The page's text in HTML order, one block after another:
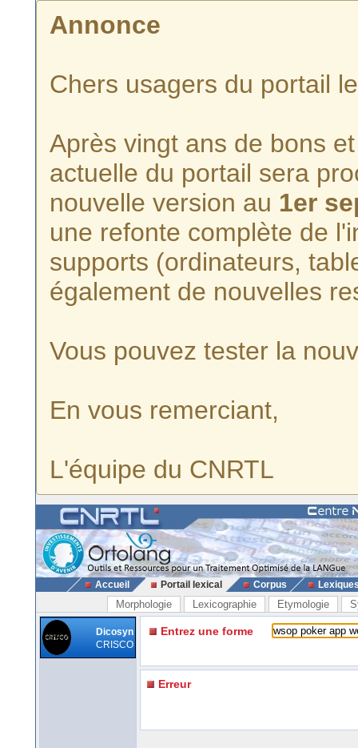
Annonce
Chers usagers du portail
Après vingt ans de bons
actuelle du portail sera
nouvelle version au 1er
une refonte complète de
supports (ordinateurs,
également de nouvelles
Vous pouvez tester la
En vous remerciant,
L'équipe du CNRTL
Accueil Portail lexical Corpus
Morphologie Lexicographie Etymologie
Dicosyn
CRISCO
Entrez une forme
Erreur